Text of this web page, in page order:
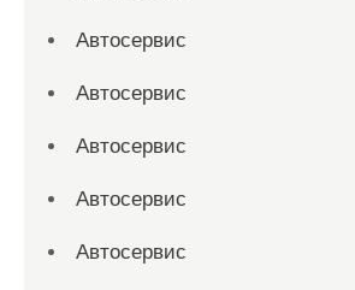
Автосервис
Автосервис
Автосервис
Автосервис
Автосервис